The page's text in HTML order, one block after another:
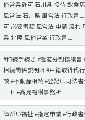
俗営業許可 石川県 接待 飲食
風営法 石川県 風営法 行政書
可 必要書類 風営法 申請 流れ
業 北陸 風俗営業 行政書士
#相続手続き #遺産分割協議書
相続関係説明図 #戸籍取得代
談 #不動産相続 #登記は司法
ート #高見裕樹事務所
障がい福祉 #指定申請 #行政